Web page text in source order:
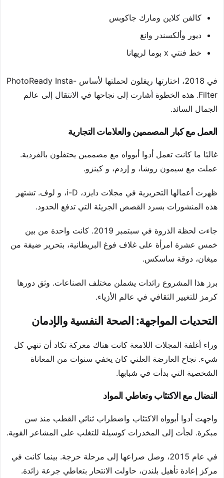
كالفن كلاين ومارك جاكوبس
ديور وألكسندر وانغ
خط فنتي x بوما لريهانا
في 2018، اختارتها ريفلون لحملتها لأساس PhotoReady Insta-
Filter. هذه الخطوة أشارت إلى نجاحها في الانتقال إلى عالم
الجمال السائد.
العمل مع كبار المصممين والعلامات التجارية
غالبًا ما كانت تعمل أدوا أبوواه مع مصممين يحتفلون بالفردية.
عملت مع سيمون روشا، و إردم، و كينزو.
ظهرت أعمالها التحريرية في مجلات دايزد، i-D، و لوف. تشتهر
هذه المنشورات بسرد القصص الجريئة التي تدفع الحدود.
جاءت لحظة الذروة في سبتمبر 2019. كانت واحدة من بين
خمس عشرة امرأة على غلاف فوغ البريطانية، بتحرير ضيفة من
ميغان، دوقة ساسكس.
برز هذا المشروع رائدات يشملن مختلف الصناعات. وثق دورها
كرمز للتغيير الثقافي في عالم الأزياء.
التحديات المواجهة: الصحة النفسية والإدمان
وراء أغلفة المجلات اللامعة كانت هناك معركة تكاد أن تنهي كل
شيء. نجاح العارضة العلني كان يخفي سنوات من المعاناة
الشخصية التي بدأت في شبابها.
النضال مع الاكتئاب وتعاطي المواد
واجهت أدوا أبوواه الاكتئاب واضطراب ثنائي القطب منذ سن
مبكرة. لجأت إلى المخدرات كوسيلة للتغلب على المشاعر القوية.
في عام 2015، وصل صراعها إلى مرحلة حرجة. بينما كانت في
مركز إعادة تأهيل بلندن، حاولت الانتحار بتعاطي جرعة زائدة.